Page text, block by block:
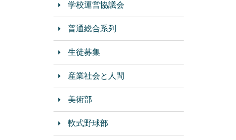
学校運営協議会
普通総合系列
生徒募集
産業社会と人間
美術部
軟式野球部